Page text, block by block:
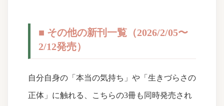
■ その他の新刊一覧（2026/2/05〜
2/12発売）
自分自身の「本当の気持ち」や「生きづらさの
正体」に触れる、こちらの3冊も同時発売され